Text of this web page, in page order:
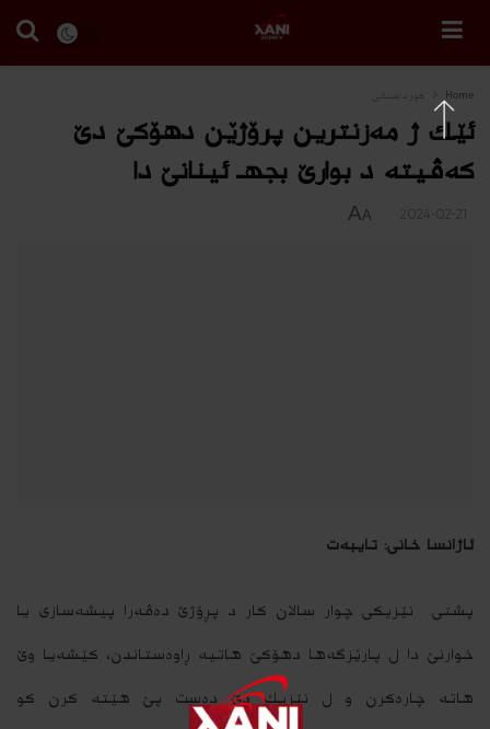
Home كوردستانى
ئێك ژ مه‌زنترین پرۆژێن دهۆكێ دێ
كه‌ڤیته‌ د بوارێ بجهـ ئینانێ دا
2024-02-21
A
A
ئاژانسا خانی: تایبه‌ت
پشتی نێزیكی چوار سالان كار د پڕۆژێ ده‌ڤه‌را پیشه‌سازی یا
خوارنێ دا ل پارێزگه‌ها دهۆكێ هاتیه‌ ڕاوه‌ستاندن، كێشه‌یا وێ
هاته‌ چاره‌كرن و ل نێزیك دێ ده‌ست پێ هێته‌ كرن كو